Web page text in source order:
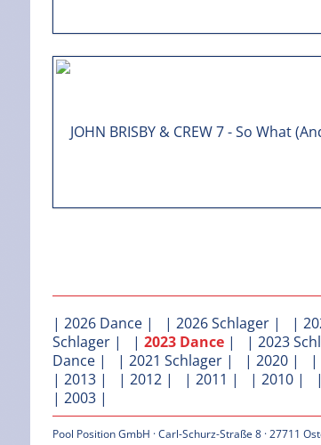
| 2026 Dance | | 2026 Schlager | |
Schlager | | 2023 Dance | | 2023
Dance | | 2021 Schlager | | 2020 | |
| 2013 | | 2012 | | 2011 | | 2010 | |
| 2003 |
Pool Position GmbH · Carl-Schurz-Straße 8 · 27711